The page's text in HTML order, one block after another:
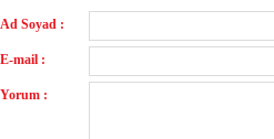
Ad Soyad :
E-mail :
Yorum :